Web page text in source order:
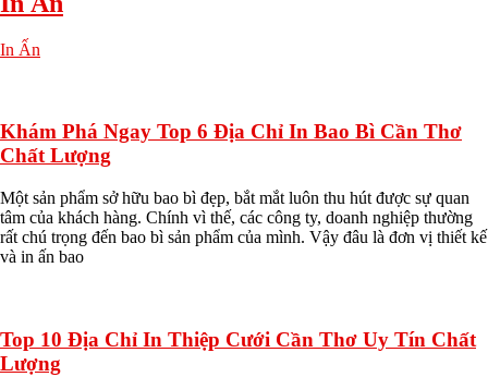
In Ấn
Khám Phá Ngay Top 6 Địa Chỉ In Bao Bì Cần Thơ
Chất Lượng
Một sản phẩm sở hữu bao bì đẹp, bắt mắt luôn thu hút được sự quan
tâm của khách hàng. Chính vì thế, các công ty, doanh nghiệp thường
rất chú trọng đến bao bì sản phẩm của mình. Vậy đâu là đơn vị thiết kế
và in ấn bao
Top 10 Địa Chỉ In Thiệp Cưới Cần Thơ Uy Tín Chất
Lượng